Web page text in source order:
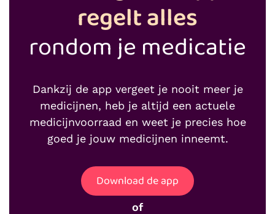
regelt alles
rondom je medicatie
Dankzij de app vergeet je nooit meer je
medicijnen, heb je altijd een actuele
medicijnvoorraad en weet je precies hoe
goed je jouw medicijnen inneemt.
Download de app
of